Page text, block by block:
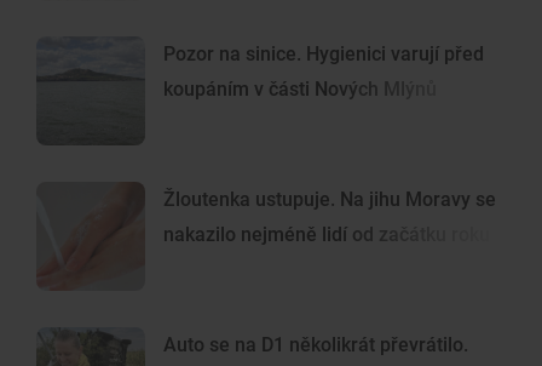
Pozor na sinice. Hygienici varují před
koupáním v části Nových Mlýnů
Žloutenka ustupuje. Na jihu Moravy se
nakazilo nejméně lidí od začátku roku
Auto se na D1 několikrát převrátilo.